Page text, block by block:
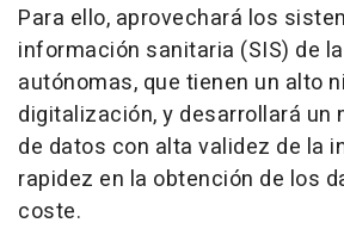
Para ello, aprovechará los
información sanitaria (SIS) de
autónomas, que tienen un alto
digitalización, y desarrollará un
de datos con alta validez de la
rapidez en la obtención de los
coste.